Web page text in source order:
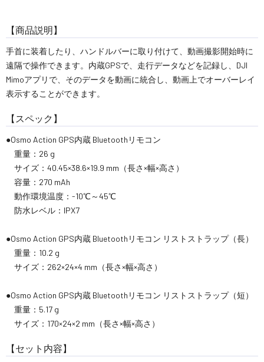
【商品説明】
手首に装着したり、ハンドルバーに取り付けて、動画撮影開始時に
遠隔で操作できます。内蔵GPSで、走行データなどを記録し、DJI
Mimoアプリで、そのデータを動画に統合し、動画上でオーバーレイ
表示することができます。
【スペック】
●Osmo Action GPS内蔵 Bluetoothリモコン
重量：26 g
サイズ：40.45×38.6×19.9 mm（長さ×幅×高さ）
容量：270 mAh
動作環境温度：-10℃～45℃
防水レベル：IPX7
●Osmo Action GPS内蔵 Bluetoothリモコン リストストラップ（長）
重量：10.2 g
サイズ：262×24×4 mm（長さ×幅×高さ）
●Osmo Action GPS内蔵 Bluetoothリモコン リストストラップ（短）
重量：5.17 g
サイズ：170×24×2 mm（長さ×幅×高さ）
【セット内容】